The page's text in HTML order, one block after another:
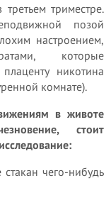
триместре.
позой
настроением,
которые
никотина
комнате).
в животе
стоит
чего-нибудь